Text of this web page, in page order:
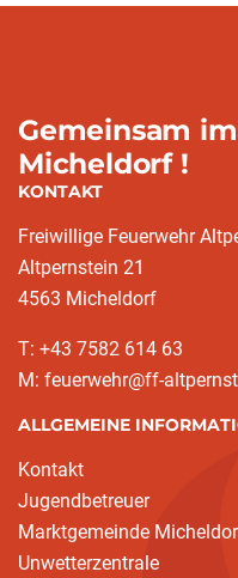
Gemeinsam
Micheldorf !
KONTAKT
Freiwillige Feuerwehr
Altpernstein 21
4563 Micheldorf
T: +43 7582 614 63
M: feuerwehr@ff-
ALLGEMEINE
Kontakt
Jugendbetreuer
Marktgemeinde
Unwetterzentrale